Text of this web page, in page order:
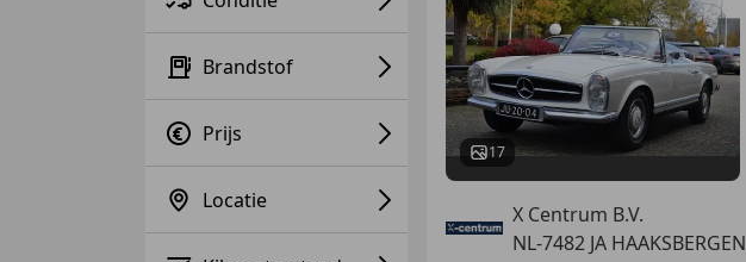
Brandstof
Prijs
Locatie
17
X Centrum B.V.
NL-7482 JA HAAKSBERGEN